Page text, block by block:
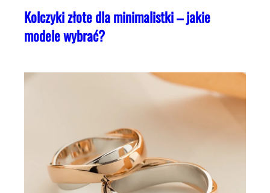
Kolczyki złote dla minimalistki – jakie
modele wybrać?